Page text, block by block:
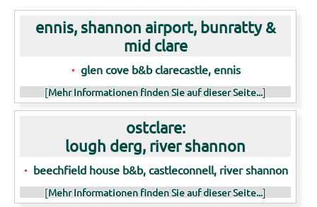
ennis, shannon airport, bunratty &
mid clare
glen cove b&b clarecastle, ennis
[Mehr Informationen finden Sie auf dieser Seite...]
ostclare:
lough derg, river shannon
beechfield house b&b, castleconnell, river shannon
[Mehr Informationen finden Sie auf dieser Seite...]